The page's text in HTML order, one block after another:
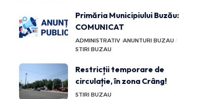
Primăria Municipiului Buzău:
COMUNICAT
ADMINISTRATIV ANUNTURI BUZAU
STIRI BUZAU
Restricții temporare de
circulație, în zona Crâng!
STIRI BUZAU